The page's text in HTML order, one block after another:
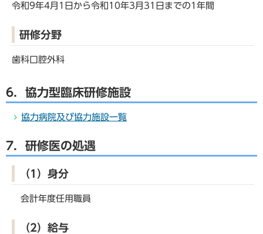
令和9年4月1日から令和10年3月31日までの1年間
研修分野
歯科口腔外科
6．協力型臨床研修施設
協力病院及び協力施設一覧
7．研修医の処遇
（1）身分
会計年度任用職員
（2）給与